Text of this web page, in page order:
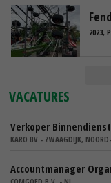
2023,
VACATURES
Verkoper
KARO BV - ZWAAGDIJK,
Accountmanager